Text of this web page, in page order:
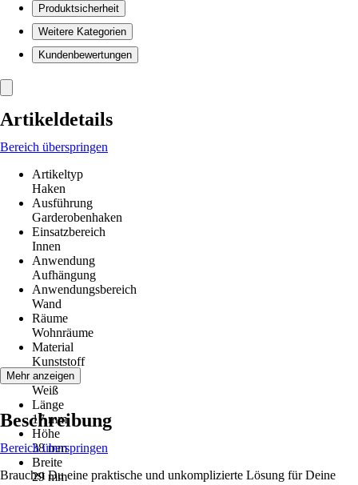
Produktsicherheit
Weitere Kategorien
Kundenbewertungen
Artikeldetails
Bereich überspringen
Artikeltyp
Haken
Ausführung
Garderobenhaken
Einsatzbereich
Innen
Anwendung
Aufhängung
Anwendungsbereich
Wand
Räume
Wohnräume
Material
Kunststoff
Farbton
Weiß
Länge
17 mm
Höhe
38 mm
Breite
29 mm
Mehr anzeigen
Beschreibung
Bereich überspringen
Brauchst Du eine praktische und unkomplizierte Lösung für Deine